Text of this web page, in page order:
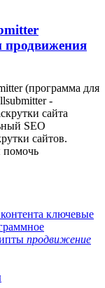
продвижения
(программа для
-
сайта
SEO
сайтов.
помочь
ключевые
продвижение